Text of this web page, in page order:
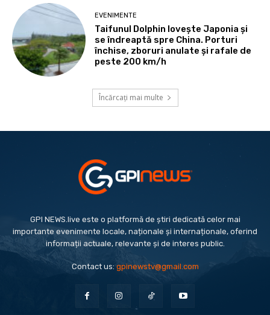
EVENIMENTE
Taifunul Dolphin lovește Japonia și
se îndreaptă spre China. Porturi
închise, zboruri anulate și rafale de
peste 200 km/h
Încărcați mai multe
GPI NEWS.live este o platformă de știri dedicată celor mai
importante evenimente locale, naționale și internaționale, oferind
informații actuale, relevante și de interes public.
Contact us:gpinewstv@gmail.com